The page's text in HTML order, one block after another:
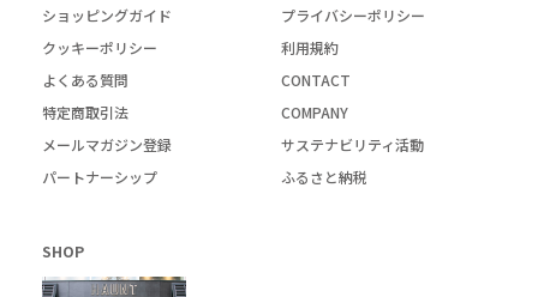
ショッピングガイド
プライバシーポリシー
クッキーポリシー
利用規約
よくある質問
CONTACT
特定商取引法
COMPANY
メールマガジン登録
サステナビリティ活動
パートナーシップ
ふるさと納税
SHOP